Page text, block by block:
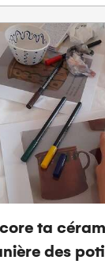
ta
des